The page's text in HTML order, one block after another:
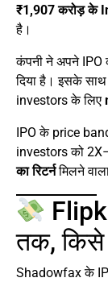
₹1,907 करोड़ के
है।
कंपनी ने अपने IPO
दिया है। इसके
investors के लिए
IPO के price
investors को
का रिटर्नमिलने
तक, किसे
Shadowfax के